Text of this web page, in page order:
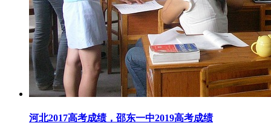
河北2017高考成绩，邵东一中2019高考成绩